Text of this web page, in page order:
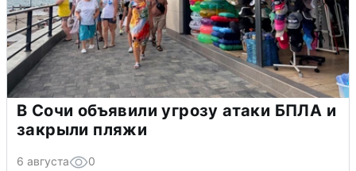
В Сочи объявили угрозу атаки БПЛА и
закрыли пляжи
6 августа 0